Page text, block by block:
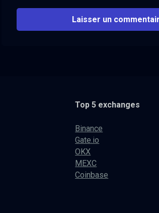
Top 5 exchanges
Binance
Gate.io
OKX
MEXC
Coinbase